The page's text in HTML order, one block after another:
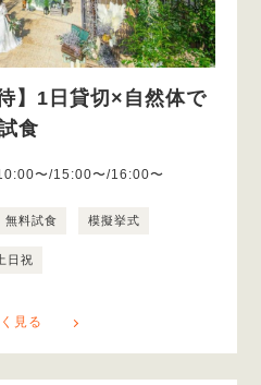
】1日貸切×自然体で
食
〜/15:00〜/16:00〜
無料試食 模擬挙式
日祝
見る